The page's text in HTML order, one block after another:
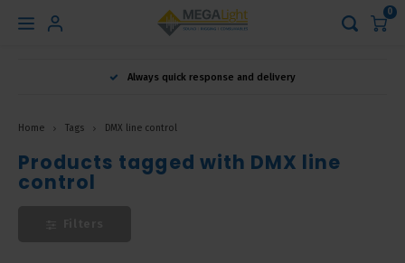
Hoofdmenu
0
Always quick response and delivery
Home Tags DMX line control
Products tagged with DMX line
control